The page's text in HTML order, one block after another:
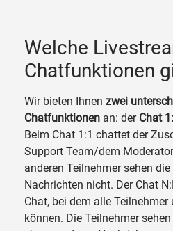
Welche
Chatfunktionen
Wir bieten Ihnen zwei
Chatfunktionen an: der Chat
Beim Chat 1:1 chattet der
Support Team/dem
anderen Teilnehmer sehen
Nachrichten nicht. Der Chat
Chat, bei dem alle
können. Die Teilnehmer